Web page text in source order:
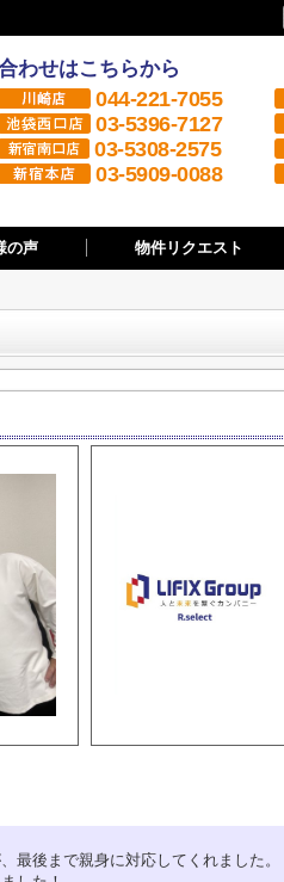
わせはこちらから
044-221-7055
03-5396-7127
03-5308-2575
03-5909-0088
の声 物件リクエスト
最後まで親身に対応してくれました。